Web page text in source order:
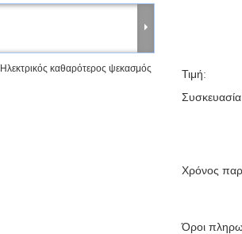
Ηλεκτρικός καθαρότερος ψεκασμός
Τιμή:
Συσκευασία
Χρόνος
Όροι